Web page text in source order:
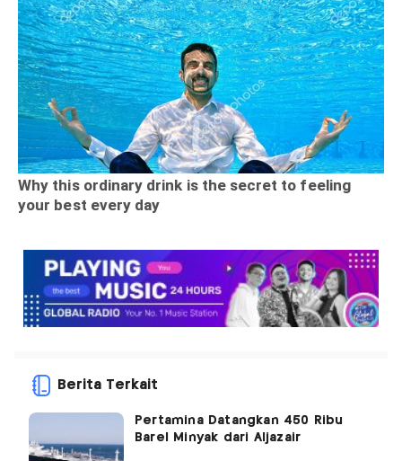
Berita Terkait
Pertamina Datangkan 450 Ribu
Barel Minyak dari Aljazair